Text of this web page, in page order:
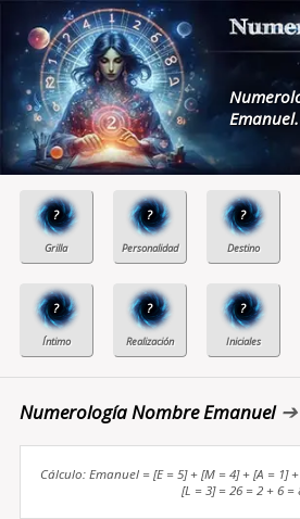
? ? ?
? ? ?
Numerología Nombre Emanuel➔
Cálculo: Emanuel = [E = 5] + [M = 4] + [A = 1]
[L = 3] = 26 = 2 + 6 =